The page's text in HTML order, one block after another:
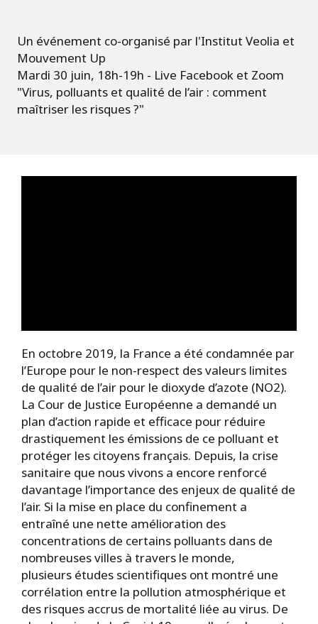
Un événement co-organisé par l'Institut Veolia et
Mouvement Up
Mardi 30 juin, 18h-19h - Live Facebook et Zoom
"Virus, polluants et qualité de l’air : comment
maîtriser les risques ?"
En octobre 2019, la France a été condamnée par
l’Europe pour le non-respect des valeurs limites
de qualité de l’air pour le dioxyde d’azote (NO2).
La Cour de Justice Européenne a demandé un
plan d’action rapide et efficace pour réduire
drastiquement les émissions de ce polluant et
protéger les citoyens français. Depuis, la crise
sanitaire que nous vivons a encore renforcé
davantage l’importance des enjeux de qualité de
l’air. Si la mise en place du confinement a
entraîné une nette amélioration des
concentrations de certains polluants dans de
nombreuses villes à travers le monde,
plusieurs études scientifiques ont montré une
corrélation entre la pollution atmosphérique et
des risques accrus de mortalité liée au virus. De